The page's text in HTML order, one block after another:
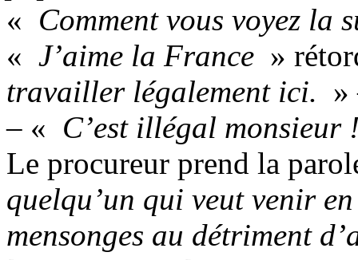
« Comment vous voyez la
« J’aime la France »
travailler légalement ici.
– « C’est illégal monsieur
Le procureur prend la
quelqu’un qui veut venir
mensonges au détriment